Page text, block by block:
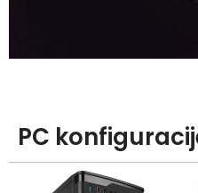
Nova Ryzen
PC